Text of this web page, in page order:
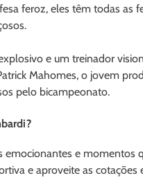
feroz, eles têm todas as
e um treinador
Mahomes, o jovem
pelo bicampeonato.
emocionantes e momentos
e aproveite as cotações